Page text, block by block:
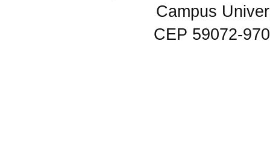
Campus
CEP 59072-